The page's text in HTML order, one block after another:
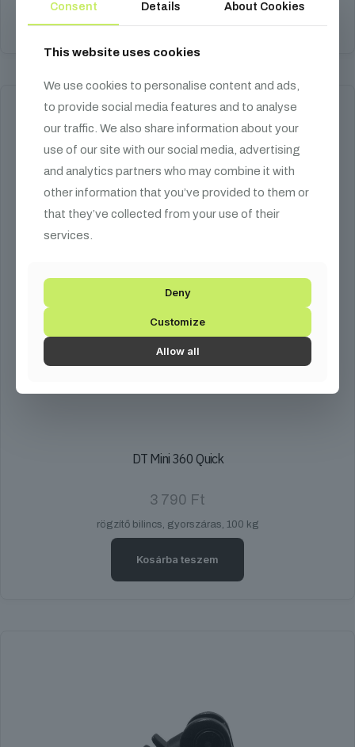
Kosárba teszem
DT Mini 360 Quick
3 790 Ft
rögzítő bilincs, gyorszáras, 100 kg
Kosárba teszem
Consent Details About Cookies
This website uses cookies
We use cookies to personalise content and ads,
to provide social media features and to analyse
our traffic. We also share information about your
use of our site with our social media, advertising
and analytics partners who may combine it with
other information that you’ve provided to them or
that they’ve collected from your use of their
services.
Deny
Customize
Allow all